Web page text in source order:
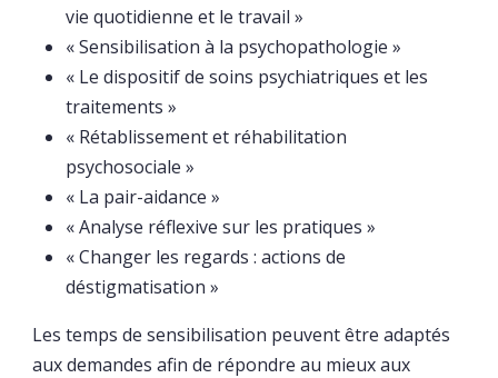
vie quotidienne et le travail »
« Sensibilisation à la psychopathologie »
« Le dispositif de soins psychiatriques et les
traitements »
« Rétablissement et réhabilitation
psychosociale »
« La pair-aidance »
« Analyse réflexive sur les pratiques »
« Changer les regards : actions de
déstigmatisation »
Les temps de sensibilisation peuvent être adaptés
aux demandes afin de répondre au mieux aux